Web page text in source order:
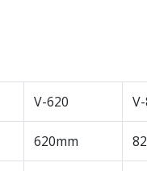
V-620
620mm